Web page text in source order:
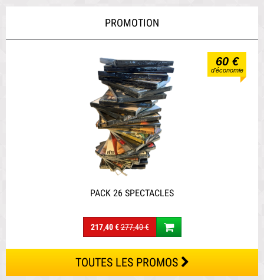
PROMOTION
60 €
d'économie
PACK 26 SPECTACLES
217,40 €277,40 €
TOUTES LES PROMOS